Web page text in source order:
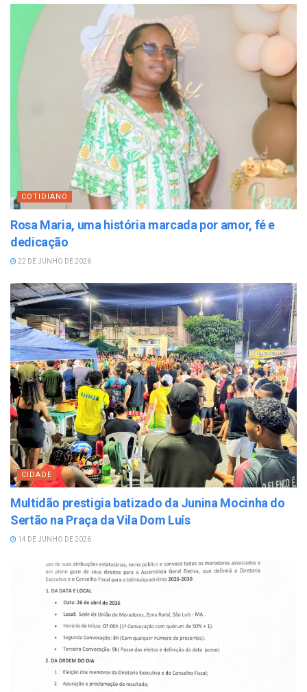
COTIDIANO
Rosa Maria, uma história marcada por amor, fé e
dedicação
22 DE JUNHO DE 2026
CIDADE
Multidão prestigia batizado da Junina Mocinha do
Sertão na Praça da Vila Dom Luís
14 DE JUNHO DE 2026